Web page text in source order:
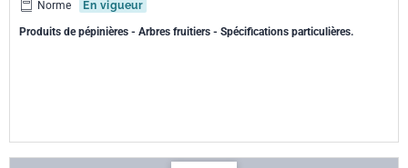
Norme
En vigueur
Produits de pépinières - Arbres fruitiers - Spécifications particulières.